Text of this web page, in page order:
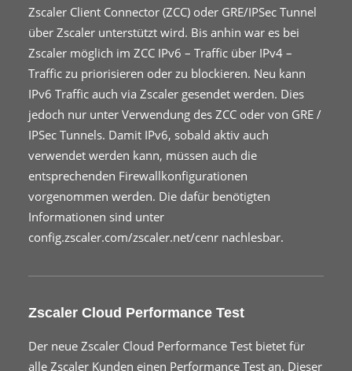
Zscaler Client Connector (ZCC) oder GRE/IPSec Tunnel
über Zscaler unterstützt wird. Bis anhin war es bei
Zscaler möglich im ZCC IPv6 – Traffic über IPv4 –
Traffic zu priorisieren oder zu blockieren. Neu kann
IPv6 Traffic auch via Zscaler gesendet werden. Dies
jedoch nur unter Verwendung des ZCC oder von GRE /
IPSec Tunnels. Damit IPv6, sobald aktiv auch
verwendet werden kann, müssen auch die
entsprechenden Firewallkonfigurationen
vorgenommen werden. Die dafür benötigten
Informationen sind unter
config.zscaler.com/zscaler.net/cenr nachlesbar.
Zscaler Cloud Performance Test
Der neue Zscaler Cloud Performance Test bietet für
alle Zscaler Kunden einen Performance Test an. Dieser